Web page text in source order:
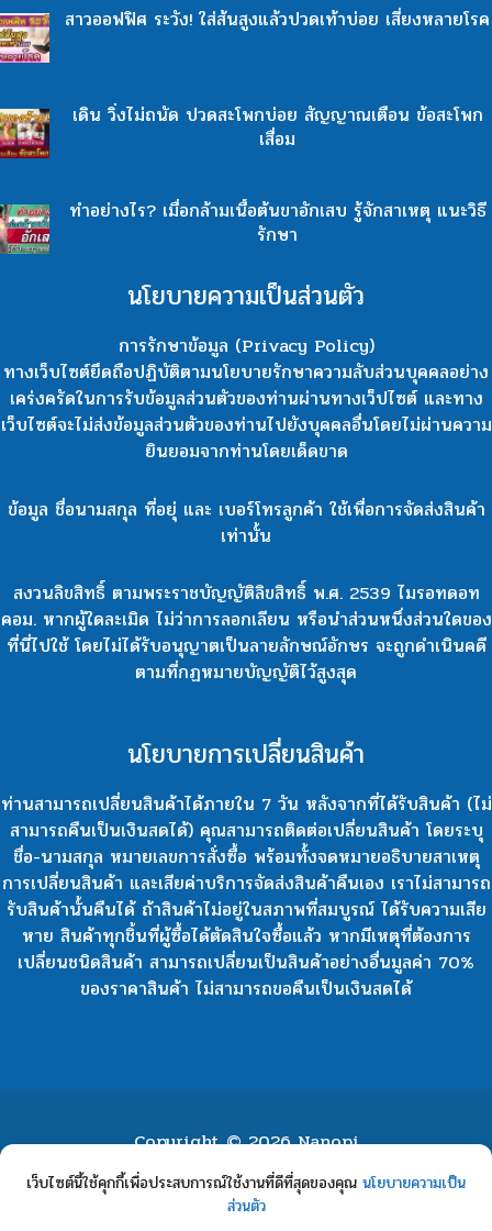
เว็บไซต์นี้ใช้คุกกี้เพื่อประสบการณ์ใช้งานที่ดีที่สุดของคุณ นโยบายความเป็น
ส่วนตัว
สาวออฟฟิศ ระวัง! ใส่ส้นสูงแล้วปวดเท้าบ่อย เสี่ยงหลายโรค
เดิน วิ่งไม่ถนัด ปวดสะโพกบ่อย สัญญาณเตือน ข้อสะโพก
เสื่อม
ทำอย่างไร? เมื่อกล้ามเนื้อต้นขาอักเสบ รู้จักสาเหตุ แนะวิธี
รักษา
นโยบายความเป็นส่วนตัว
การรักษาข้อมูล (Privacy Policy)
ทางเว็บไซต์ยึดถือปฏิบัติตามนโยบายรักษาความลับส่วนบุคคลอย่าง
เคร่งครัดในการรับข้อมูลส่วนตัวของท่านผ่านทางเว็ปไซต์ และทาง
เว็บไซต์จะไม่ส่งข้อมูลส่วนตัวของท่านไปยังบุคคลอื่นโดยไม่ผ่านความ
ยินยอมจากท่านโดยเด็ดขาด
ข้อมูล ชื่อนามสกุล ที่อยุ่ และ เบอร์โทรลูกค้า ใช้เพื่อการจัดส่งสินค้า
เท่านั้น
สงวนลิขสิทธิ์ ตามพระราชบัญญัติลิขสิทธิ์ พ.ศ. 2539 ไมรอทดอท
คอม. หากผู้ใดละเมิด ไม่ว่าการลอกเลียน หรือนำส่วนหนึ่งส่วนใดของ
ที่นี่ไปใช้ โดยไม่ได้รับอนุญาตเป็นลายลักษณ์อักษร จะถูกดำเนินคดี
ตามที่กฏหมายบัญญัติไว้สูงสุด
นโยบายการเปลี่ยนสินค้า
ท่านสามารถเปลี่ยนสินค้าได้ภายใน 7 วัน หลังจากที่ได้รับสินค้า (ไม่
สามารถคืนเป็นเงินสดได้) คุณสามารถติดต่อเปลี่ยนสินค้า โดยระบุ
ชื่อ-นามสกุล หมายเลขการสั่งซื้อ พร้อมทั้งจดหมายอธิบายสาเหตุ
การเปลี่ยนสินค้า และเสียค่าบริการจัดส่งสินค้าคืนเอง เราไม่สามารถ
รับสินค้านั้นคืนได้ ถ้าสินค้าไม่อยู่ในสภาพที่สมบูรณ์ ได้รับความเสีย
หาย สินค้าทุกชิ้นที่ผู้ซื้อได้ตัดสินใจซื้อแล้ว หากมีเหตุที่ต้องการ
เปลี่ยนชนิดสินค้า สามารถเปลี่ยนเป็นสินค้าอย่างอื่นมูลค่า 70%
ของราคาสินค้า ไม่สามารถขอคืนเป็นเงินสดได้
Copyright © 2026 Nanopi
หน้าแรก
เกี่ยวกับเรา เกี่ยวกับงานวิจัย
ร้านค้า
คำถามที่ถามบ่อย